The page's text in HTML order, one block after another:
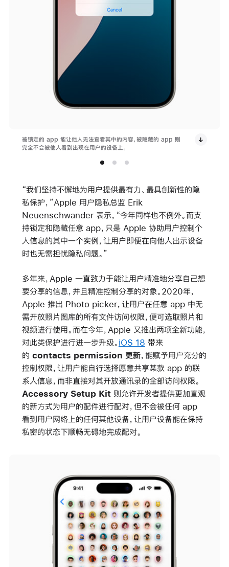
被锁定的 app 能让他人无法查看其中的内容，被隐藏的 app 则
完全不会被他人看到出现在用户的设备上。
“我们坚持不懈地为用户提供最有力、最具创新性的隐
私保护，”Apple 用户隐私总监 Erik
Neuenschwander 表示，“今年同样也不例外。而支
持锁定和隐藏任意 app，只是 Apple 协助用户控制个
人信息的其中一个实例，让用户即便在向他人出示设备
时也无需担忧隐私问题。”
多年来，Apple 一直致力于能让用户精准地分享自己想
要分享的信息，并且精准控制分享的对象。2020年，
Apple 推出 Photo picker，让用户在任意 app 中无
需开放照片图库的所有文件访问权限，便可选取照片和
视频进行使用。而在今年，Apple 又推出两项全新功能，
对此类保护进行进一步升级。 iOS 18 带来
的 contacts permission 更新，能赋予用户充分的
控制权限，让用户能自行选择愿意共享某款 app 的联
系人信息，而非直接对其开放通讯录的全部访问权限。
Accessory Setup Kit则允许开发者提供更加直观
的新方式为用户的配件进行配对，但不会被任何 app
看到用户网络上的任何其他设备，让用户设备能在保持
私密的状态下顺畅无碍地完成配对。